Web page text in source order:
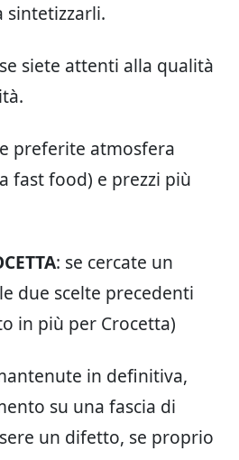
sintetizzarli.
siete attenti alla qualità
preferite atmosfera
fast food) e prezzi più
: se cercate un
due scelte precedenti
in più per Crocetta)
in definitiva,
su una fascia di
un difetto, se proprio